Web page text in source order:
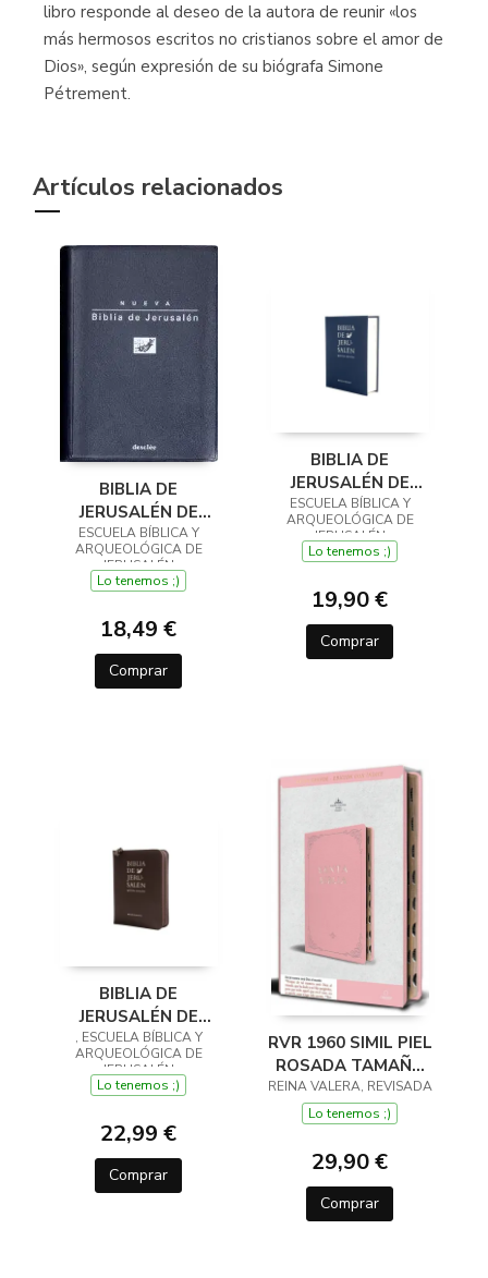
libro responde al deseo de la autora de reunir «los
más hermosos escritos no cristianos sobre el amor de
Dios», según expresión de su biógrafa Simone
Pétrement.
Artículos relacionados
BIBLIA DE
JERUSALÉN DE
BOLSILLO 5ª
EDICIÓN - MODELO 0
ESCUELA BÍBLICA Y
ARQUEOLÓGICA DE
JERUSALÉN
Lo tenemos ;)
18,49 €
Comprar
BIBLIA DE
JERUSALÉN DE
BOLSILLO 5ª
EDICIÓN - MODELO 1
ESCUELA BÍBLICA Y
ARQUEOLÓGICA DE
JERUSALÉN
Lo tenemos ;)
19,90 €
Comprar
BIBLIA DE
JERUSALÉN DE
BOLSILLO 5ª
EDICIÓN - MODELO
CREMALLERA
, ESCUELA BÍBLICA Y
ARQUEOLÓGICA DE
JERUSALÉN
Lo tenemos ;)
22,99 €
Comprar
RVR 1960 SIMIL PIEL
ROSADA TAMAÑO
MANUAL NOMBRES
DE DIOS
REINA VALERA, REVISADA
Lo tenemos ;)
29,90 €
Comprar